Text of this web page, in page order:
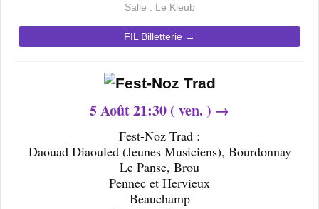
Salle : Le Kleub
FIL Billetterie →
5Août 21:30 ( ven. ) →
Fest-Noz Trad :
Daouad Diaouled (Jeunes Musiciens), Bourdonnay
Le Panse, Brou
Pennec et Hervieux
Beauchamp